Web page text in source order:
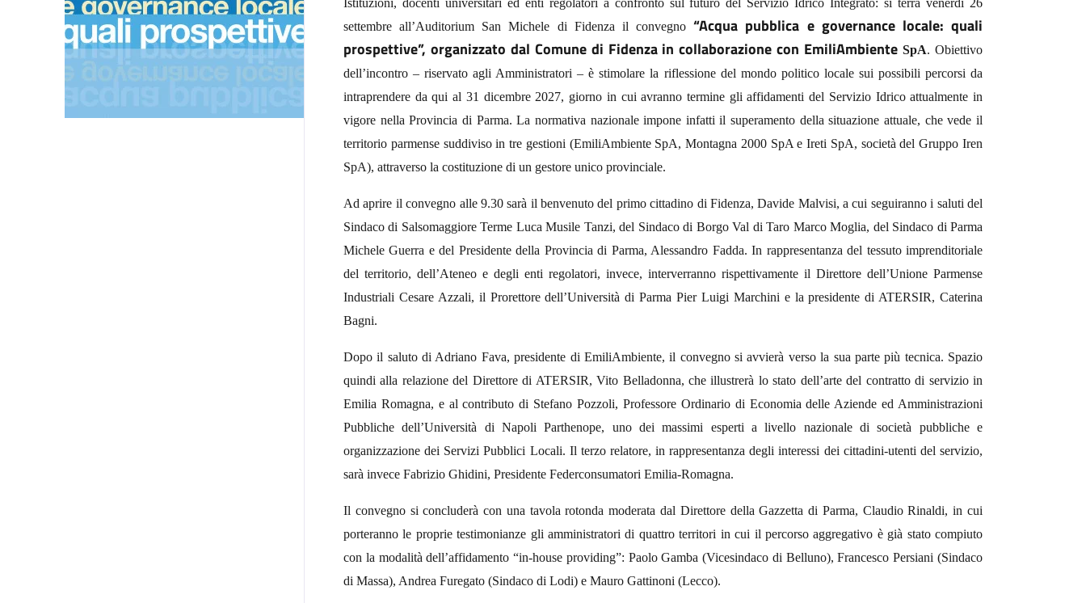
Istituzioni, docenti universitari ed enti regolatori a confronto sul futuro del Servizio Idrico Integrato: si terrà venerdì 26
settembre all’Auditorium San Michele di Fidenza il convegno“Acqua pubblica e governance locale: quali
prospettive”, organizzato dal Comune di Fidenza in collaborazione con EmiliAmbienteSpA. Obiettivo
dell’incontro – riservato agli Amministratori – è stimolare la riflessione del mondo politico locale sui possibili percorsi da
intraprendere da qui al 31 dicembre 2027, giorno in cui avranno termine gli affidamenti del Servizio Idrico attualmente in
vigore nella Provincia di Parma. La normativa nazionale impone infatti il superamento della situazione attuale, che vede il
territorio parmense suddiviso in tre gestioni (EmiliAmbiente SpA, Montagna 2000 SpA e Ireti SpA, società del Gruppo Iren
SpA), attraverso la costituzione di un gestore unico provinciale.
Ad aprire il convegno alle 9.30 sarà il benvenuto del primo cittadino di Fidenza, Davide Malvisi, a cui seguiranno i saluti del
Sindaco di Salsomaggiore Terme Luca Musile Tanzi, del Sindaco di Borgo Val di Taro Marco Moglia, del Sindaco di Parma
Michele Guerra e del Presidente della Provincia di Parma, Alessandro Fadda. In rappresentanza del tessuto imprenditoriale
del territorio, dell’Ateneo e degli enti regolatori, invece, interverranno rispettivamente il Direttore dell’Unione Parmense
Industriali Cesare Azzali, il Prorettore dell’Università di Parma Pier Luigi Marchini e la presidente di ATERSIR, Caterina
Bagni.
Dopo il saluto di Adriano Fava, presidente di EmiliAmbiente, il convegno si avvierà verso la sua parte più tecnica. Spazio
quindi alla relazione del Direttore di ATERSIR, Vito Belladonna, che illustrerà lo stato dell’arte del contratto di servizio in
Emilia Romagna, e al contributo di Stefano Pozzoli, Professore Ordinario di Economia delle Aziende ed Amministrazioni
Pubbliche dell’Università di Napoli Parthenope, uno dei massimi esperti a livello nazionale di società pubbliche e
organizzazione dei Servizi Pubblici Locali. Il terzo relatore, in rappresentanza degli interessi dei cittadini-utenti del servizio,
sarà invece Fabrizio Ghidini, Presidente Federconsumatori Emilia-Romagna.
Il convegno si concluderà con una tavola rotonda moderata dal Direttore della Gazzetta di Parma, Claudio Rinaldi, in cui
porteranno le proprie testimonianze gli amministratori di quattro territori in cui il percorso aggregativo è già stato compiuto
con la modalità dell’affidamento “in-house providing”: Paolo Gamba (Vicesindaco di Belluno), Francesco Persiani (Sindaco
di Massa), Andrea Furegato (Sindaco di Lodi) e Mauro Gattinoni (Lecco).